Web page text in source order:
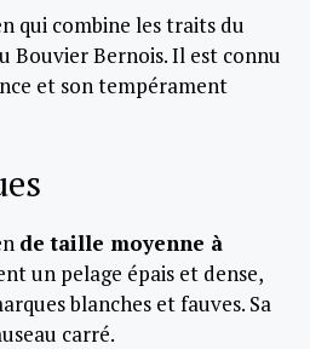
qui combine les traits du
Bouvier Bernois. Il est connu
et son tempérament
de taille moyenne à
un pelage épais et dense,
blanches et fauves. Sa
carré.